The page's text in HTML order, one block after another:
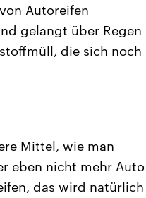
Autoreifen
gelangt über Regen
die sich noch
Mittel, wie man
eben nicht mehr Auto
das wird natürlich